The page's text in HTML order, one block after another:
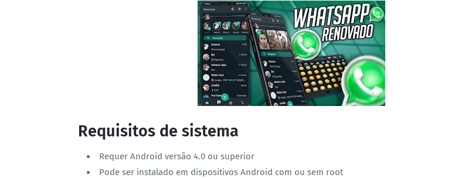
Requisitos de sistema
Requer Android versão 4.0 ou superior
Pode ser instalado em dispositivos Android com ou sem root